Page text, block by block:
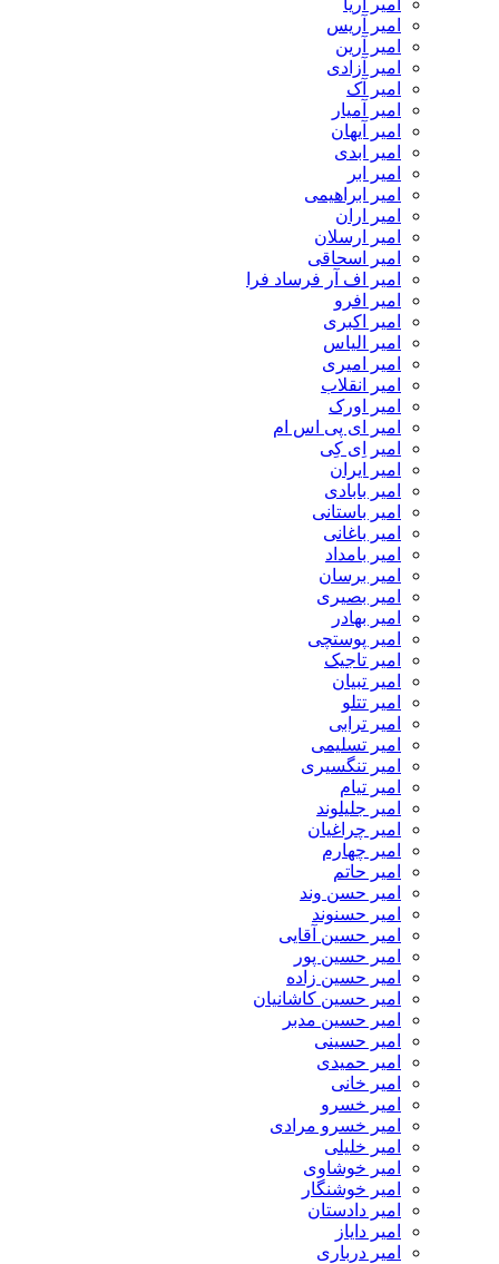
امیر آریس
امیر آرین
امیر آزادی
امیر آک
امیر آمیار
امیر آیهان
امیر ابدی
امیر ابر
امیر ابراهیمی
امیر اران
امیر ارسلان
امیر اسحاقی
امیر اف آر فرساد فرا
امیر افرو
امیر اکبری
امیر الیاس
امیر امیری
امیر انقلاب
امیر اورک
امیر ای پی اس ام
امیر اِی کِی
امیر ایران
امیر بابادی
امیر باستانی
امیر باغانی
امیر بامداد
امیر برسان
امیر بصیری
امیر بهادر
امیر پوستچی
امیر تاجیک
امیر تبیان
امیر تتلو
امیر ترابی
امیر تسلیمی
امیر تنگسیری
امیر تیام
امیر جلیلوند
امیر چراغیان
امیر چهارم
امیر حاتم
امیر حسن وند
امیر حسنوند
امیر حسین آقایی
امیر حسین پور
امیر حسین زاده
امیر حسین کاشانیان
امیر حسین مدبر
امیر حسینی
امیر حمیدی
امیر خانی
امیر خسرو
امیر خسرو مرادی
امیر خلیلی
امیر خوشاوی
امیر خوشنگار
امیر دادستان
امیر دایاز
امیر درباری